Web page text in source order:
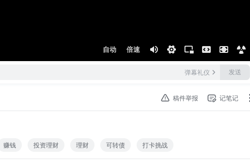
自动 倍速
弹幕礼仪 发送
稿件举报 记笔记
赚钱 投资理财 理财 可转债 打卡挑战